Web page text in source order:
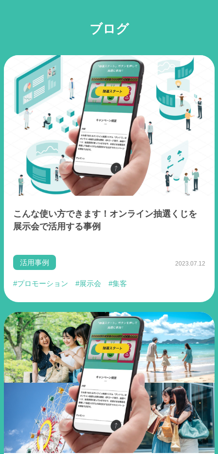
ブログ
こんな使い方できます！オンライン抽選くじを
展示会で活用する事例
活用事例 2023.07.12
#プロモーション #展示会 #集客